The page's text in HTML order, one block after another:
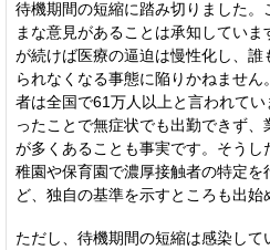
待機期間の短縮に踏み切りました
まな意見があることは承知してい
が続けば医療の逼迫は慢性化し、
られなくなる事態に陥りかねませ
者は全国で61万人以上と言われて
ったことで無症状でも出勤できず
が多くあることも事実です。そう
稚園や保育園で濃厚接触者の特定
ど、独自の基準を示すところも出始
ただし、待機期間の短縮は感染して